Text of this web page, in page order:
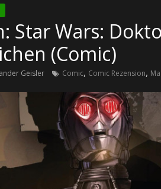
Star Wars:
(Comic)
Geisler Comic, Comic Rezension,